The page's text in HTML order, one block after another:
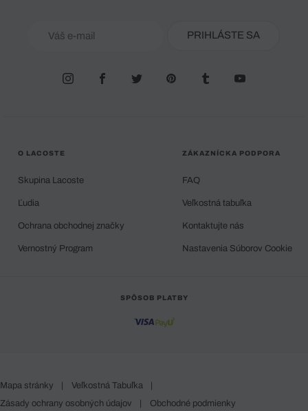
PRIHLÁSTE SA
O LACOSTE
Skupina Lacoste
Ľudia
Ochrana obchodnej značky
Vernostný Program
ZÁKAZNÍCKA PODPORA
FAQ
Veľkostná tabuľka
Kontaktujte nás
Nastavenia Súborov Cookie
SPÔSOB PLATBY
Mapa stránky | Veľkostná Tabuľka
|
Zásady ochrany osobných údajov
| Obchodné podmienky